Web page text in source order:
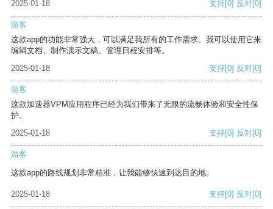
2025-01-18
支持[0] 反对[0]
游客
这款app的功能非常强大，可以满足我所有的工作需求。我可以使用它来
编辑文档、制作演示文稿、管理日程安排等。
2025-01-18
支持[0] 反对[0]
游客
这款加速器VPM应用程序已经为我们带来了无限的流畅体验和安全性保
护。
2025-01-18
支持[0] 反对[0]
游客
这款app的路线规划非常精准，让我能够快速到达目的地。
2025-01-18 支持[0] 反对[0]